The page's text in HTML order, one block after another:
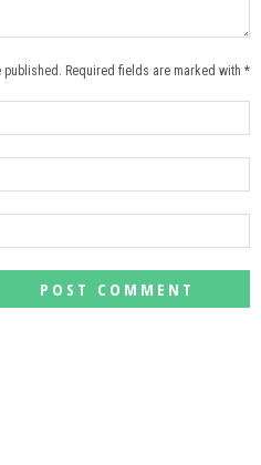
Required fields are marked with *